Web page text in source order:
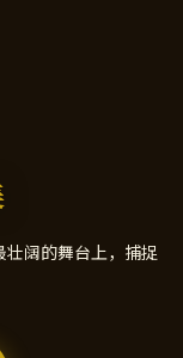
阔的舞台上，捕捉